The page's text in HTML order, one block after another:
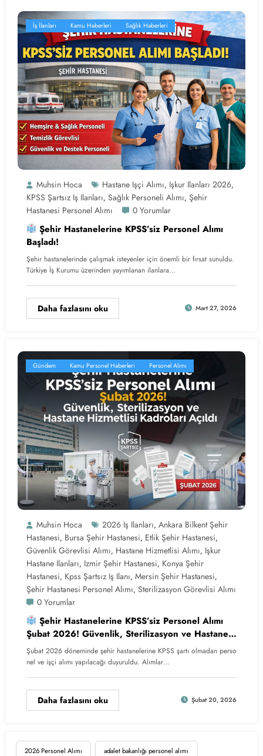
2026 Personel Alımı adalet bakanlığı personel alımı
İş İlanları Kamu Haberleri Sağlık Haberleri
Muhsin Hoca Hastane Işçi Alımı, Işkur Ilanları 2026,
KPSS Şartsız Iş Ilanları, Sağlık Personeli Alımı, Şehir
Hastanesi Personel Alımı
0 Yorumlar
Şehir Hastanelerine KPSS’siz Personel Alımı
Başladı!
Şehir hastanelerinde çalışmak isteyenler için önemli bir fırsat sunuldu.
Türkiye İş Kurumu üzerinden yayımlanan ilanlara…
Daha fazlasını oku Mart 27, 2026
Gündem Kamu Personel Haberleri Personel Alımı
Muhsin Hoca 2026 Iş Ilanları, Ankara Bilkent Şehir
Hastanesi, Bursa Şehir Hastanesi, Etlik Şehir Hastanesi,
Güvenlik Görevlisi Alımı, Hastane Hizmetlisi Alımı, Işkur
Hastane Ilanları, Izmir Şehir Hastanesi, Konya Şehir
Hastanesi, Kpss Şartsız Iş Ilanı, Mersin Şehir Hastanesi,
Şehir Hastanesi Personel Alımı, Sterilizasyon Görevlisi Alımı
0 Yorumlar
Şehir Hastanelerine KPSS’siz Personel Alımı
Şubat 2026! Güvenlik, Sterilizasyon ve Hastane
Hizmetlisi Kadroları Açıldı
Şubat 2026 döneminde şehir hastanelerine KPSS şartı olmadan perso
nel ve işçi alımı yapılacağı duyuruldu. Alımlar…
Daha fazlasını oku Şubat 20, 2026